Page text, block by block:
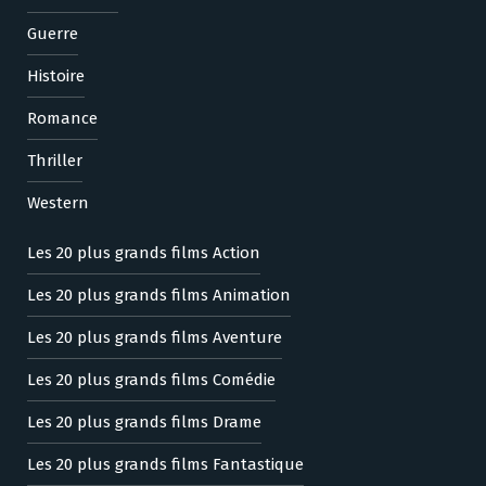
Guerre
Histoire
Romance
Thriller
Western
Les 20 plus grands films Action
Les 20 plus grands films Animation
Les 20 plus grands films Aventure
Les 20 plus grands films Comédie
Les 20 plus grands films Drame
Les 20 plus grands films Fantastique